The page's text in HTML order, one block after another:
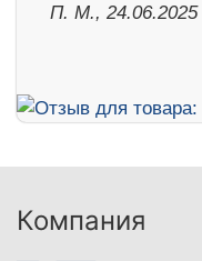
П. М., 24.06.2025
Компания